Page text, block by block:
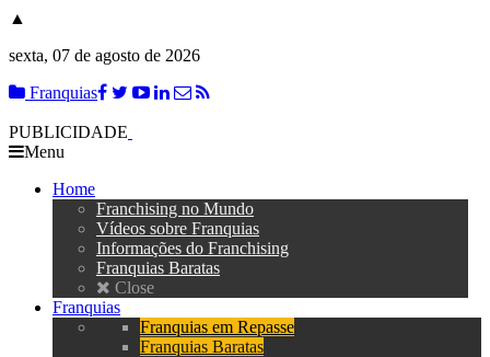
▲
sexta, 07 de agosto de 2026
Franquias
PUBLICIDADE
Menu
Home
Franchising no Mundo
Vídeos sobre Franquias
Informações do Franchising
Franquias Baratas
Close
Franquias
Franquias em Repasse
Franquias Baratas